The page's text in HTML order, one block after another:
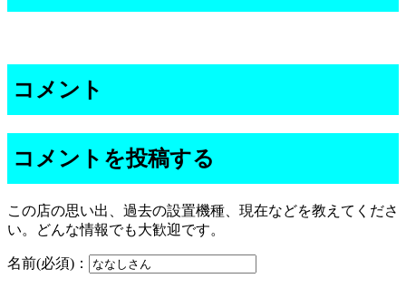
コメント
コメントを投稿する
この店の思い出、過去の設置機種、現在などを教えてくださ
い。どんな情報でも大歓迎です。
名前(必須)：